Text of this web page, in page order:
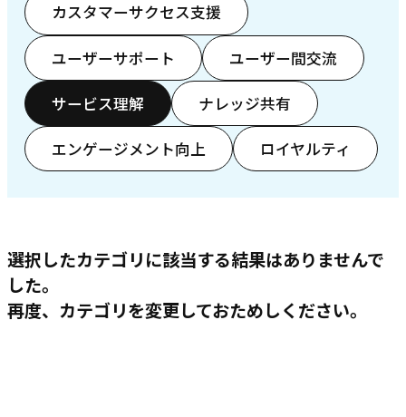
カスタマーサクセス支援
ユーザーサポート ユーザー間交流
サービス理解 ナレッジ共有
エンゲージメント向上 ロイヤルティ
選択したカテゴリに該当する結果はありませんで
した。
再度、カテゴリを変更しておためしください。